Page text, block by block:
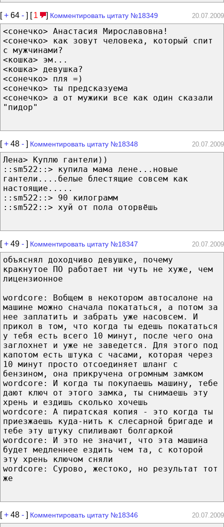
[+ 64 - ] [ 1 ] Комментировать цитату №18349 20.07.2009
<сонечко> Анастасия Мирославовна!
<сонечко> как зовут человека, который спит
с мужчинами?
<кошка> эм...
<кошка> девушка?
<сонечко> пля =)
<сонечко> ты предсказуема
<сонечко> а от мужики все как один сказали
"пидор"
[+ 48 - ] Комментировать цитату №18348 20.07.2009
Лена> Куплю гантели))
::sm522::> купила мама лене...новые
гантели....белые блестящие совсем как
настоящие.....
::sm522::> 90 килограмм
::sm522::> хуй от пола оторвёшь
[+ 49 - ] Комментировать цитату №18347 20.07.2009
объяснял доходчиво девушке, почему
кракнутое ПО работает ни чуть не хуже, чем
лицензионное
wordcore: Вобщем в некотором автосалоне на
машине можно сначала покататься, а потом за
нее заплатить и забрать уже насовсем. И
прикол в том, что когда ты едешь покататься
у тебя есть всего 10 минут, после чего она
заглохнет и уже не заведется. Для этого под
капотом есть штука с часами, которая через
10 минут просто отсоединяет шланг с
бензином, она прикручена огромным замком
wordcore: И когда ты покупаешь машину, тебе
дают ключ от этого замка, ты снимаешь эту
хрень и ездишь сколько хочешь
wordcore: А пиратская копия - это когда ты
приезжаешь куда-нить к слесарной бригаде и
тебе эту штуку спиливают болгаркой
wordcore: И это не значит, что эта машина
будет медленнее ездить чем та, с которой
эту хрень ключом сняли
wordcore: Сурово, жестоко, но результат тот
же
[+ 48 - ] Комментировать цитату №18346 20.07.2009